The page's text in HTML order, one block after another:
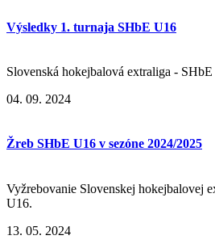
Výsledky 1. turnaja SHbE U16
Slovenská hokejbalová extraliga -
04. 09. 2024
Žreb SHbE U16 v sezóne 2024/2025
Vyžrebovanie Slovenskej hokejbalovej
U16.
13. 05. 2024